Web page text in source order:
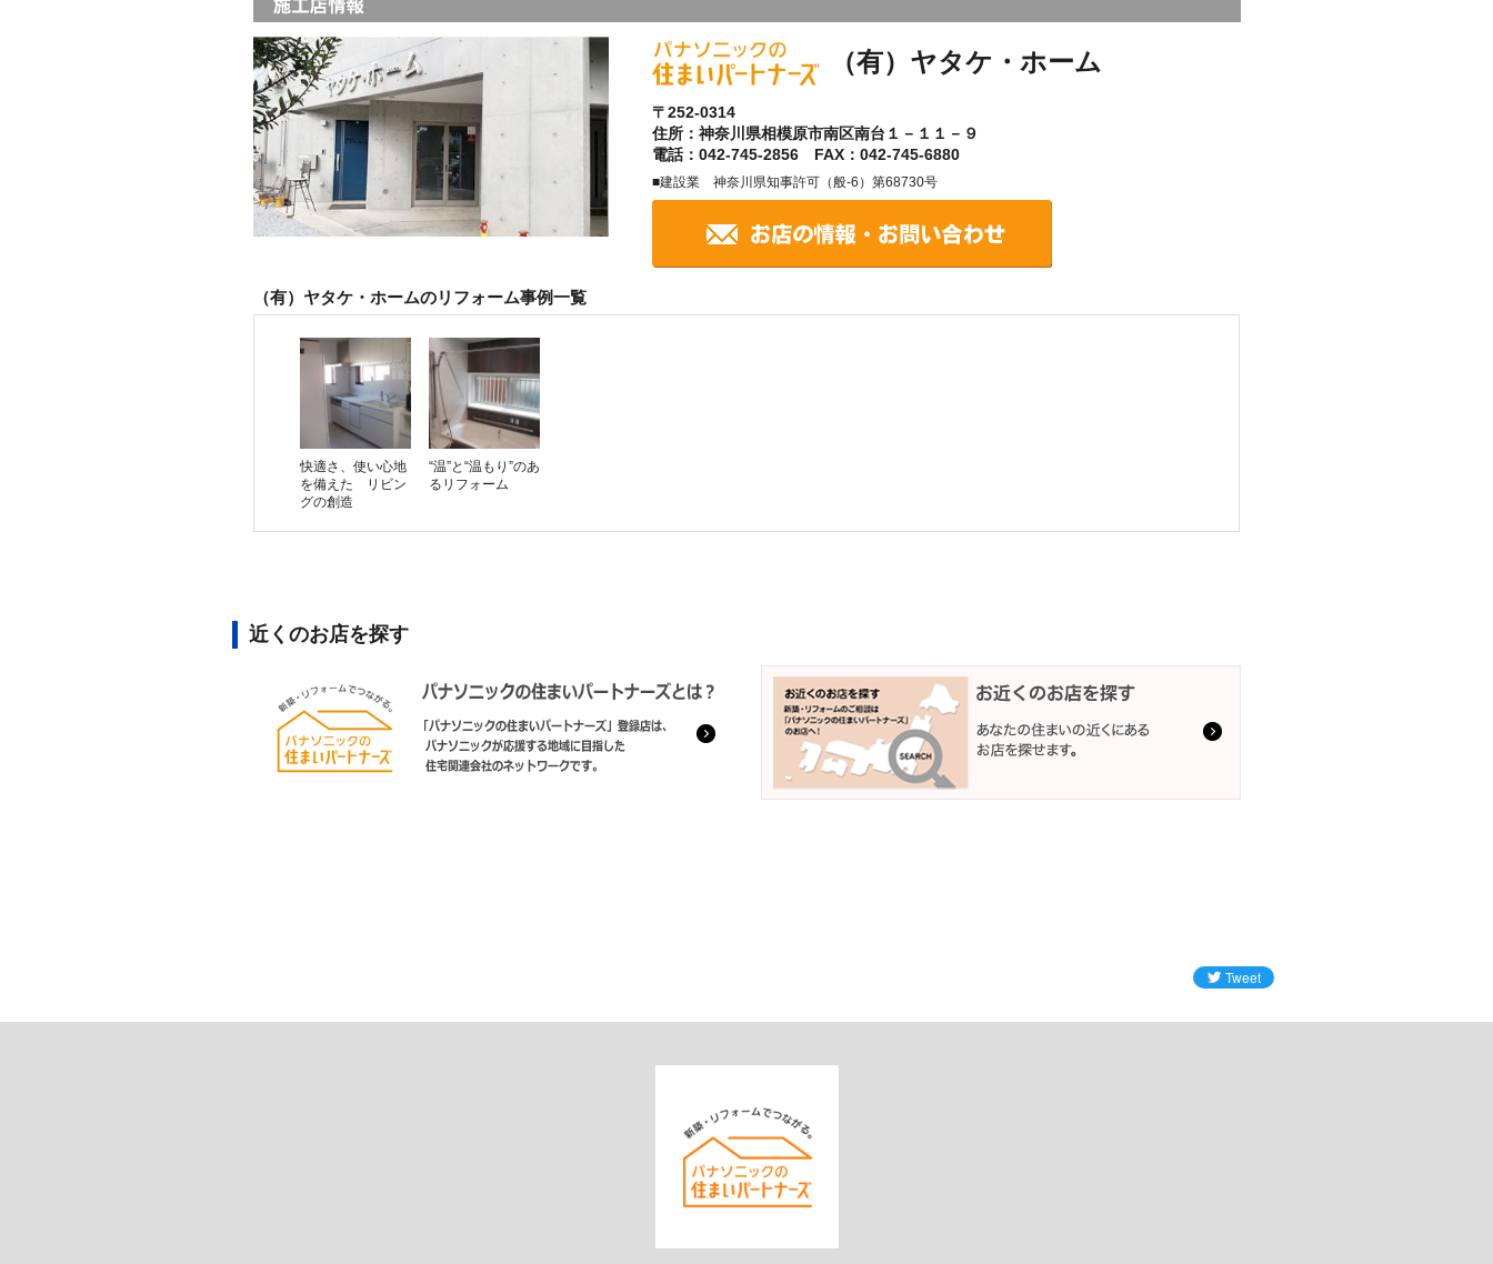
（有）ヤタケ・ホーム
〒252-0314
住所：神奈川県相模原市南区南台１－１１－９
電話：042-745-2856 FAX：042-745-6880
■建設業 神奈川県知事許可（般-6）第68730号
（有）ヤタケ・ホームのリフォーム事例一覧
快適さ、使い心地
を備えた リビン
グの創造
“温”と“温もり”のあ
るリフォーム
近くのお店を探す